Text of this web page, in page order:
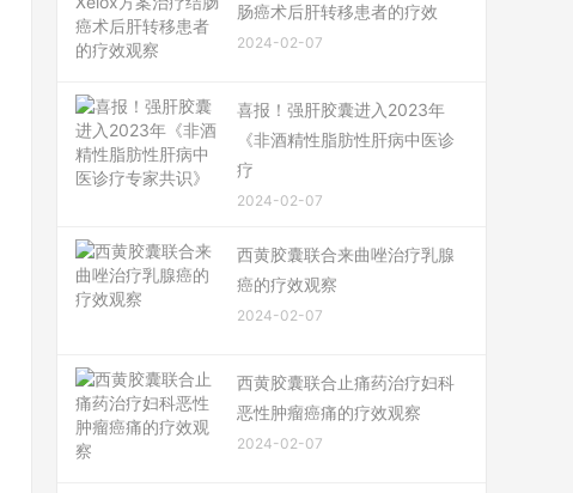
肠癌术后肝转移患者的疗效
2024-02-07
喜报！强肝胶囊进入2023年
《非酒精性脂肪性肝病中医诊
疗
2024-02-07
西黄胶囊联合来曲唑治疗乳腺
癌的疗效观察
2024-02-07
西黄胶囊联合止痛药治疗妇科
恶性肿瘤癌痛的疗效观察
2024-02-07